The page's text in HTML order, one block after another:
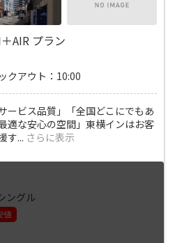
AIR プラン
クアウト：10:00
ービス品質」「全国どこにでもあ
適な安心の空間」東横インはお客
す... さらに表示
ングル
値